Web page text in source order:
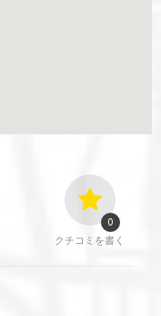
クチコミを書く
0